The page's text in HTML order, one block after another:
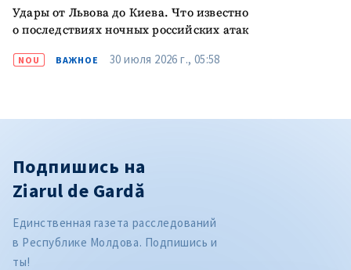
Удары от Львова до Киева. Что известно
о последствиях ночных российских атак
NOU ВАЖНОЕ 30 июля 2026 г., 05:58
Подпишись на
Ziarul de Gardă
Единственная газета расследований
в Республике Молдова. Подпишись и
ты!